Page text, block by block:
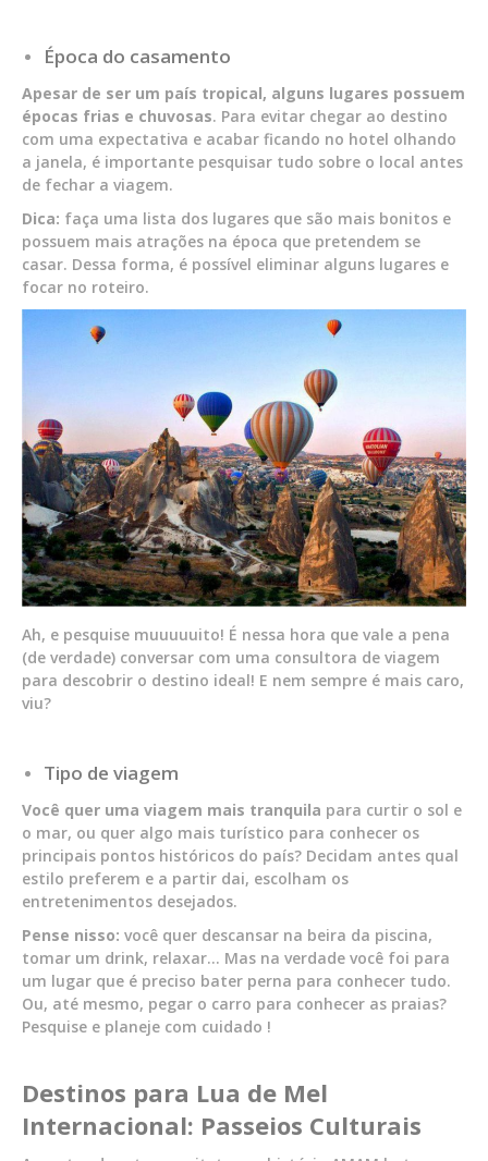
Época do casamento
Apesar de ser um país tropical, alguns lugares possuem
épocas frias e chuvosas. Para evitar chegar ao destino
com uma expectativa e acabar ficando no hotel olhando
a janela, é importante pesquisar tudo sobre o local antes
de fechar a viagem.
Dica: faça uma lista dos lugares que são mais bonitos e
possuem mais atrações na época que pretendem se
casar. Dessa forma, é possível eliminar alguns lugares e
focar no roteiro.
Ah, e pesquise muuuuuito! É nessa hora que vale a pena
(de verdade) conversar com uma consultora de viagem
para descobrir o destino ideal! E nem sempre é mais caro,
viu?
Tipo de viagem
Você quer uma viagem mais tranquila para curtir o sol e
o mar, ou quer algo mais turístico para conhecer os
principais pontos históricos do país? Decidam antes qual
estilo preferem e a partir dai, escolham os
entretenimentos desejados.
Pense nisso: você quer descansar na beira da piscina,
tomar um drink, relaxar… Mas na verdade você foi para
um lugar que é preciso bater perna para conhecer tudo.
Ou, até mesmo, pegar o carro para conhecer as praias?
Pesquise e planeje com cuidado !
Destinos para Lua de Mel
Internacional: Passeios Culturais